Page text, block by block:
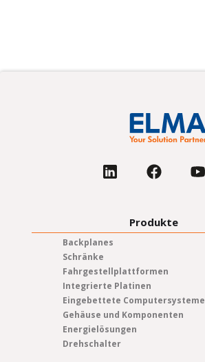
Produkte
Backplanes
Schränke
Fahrgestellplattformen
Integrierte Platinen
Eingebettete Computersysteme
Gehäuse und Komponenten
Energielösungen
Drehschalter